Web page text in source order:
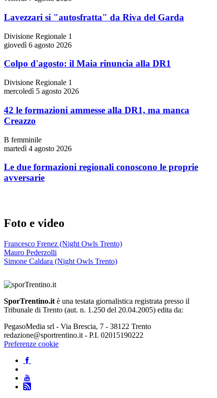
Lavezzari si "autosfratta" da Riva del Garda
Divisione Regionale 1
giovedì 6 agosto 2026
Colpo d'agosto: il Maia rinuncia alla DR1
Divisione Regionale 1
mercoledì 5 agosto 2026
42 le formazioni ammesse alla DR1, ma manca
Creazzo
B femminile
martedì 4 agosto 2026
Le due formazioni regionali conoscono le proprie
avversarie
Foto e video
Francesco Frenez (Night Owls Trento)
Mauro Pederzolli
Simone Caldara (Night Owls Trento)
SporTrentino.it è una testata giornalistica registrata presso il
Tribunale di Trento (aut. n. 1.250 del 20.04.2005) edita da:
PegasoMedia srl - Via Brescia, 7 - 38122 Trento
redazione@sportrentino.it - P.I. 02015190222
Preferenze cookie